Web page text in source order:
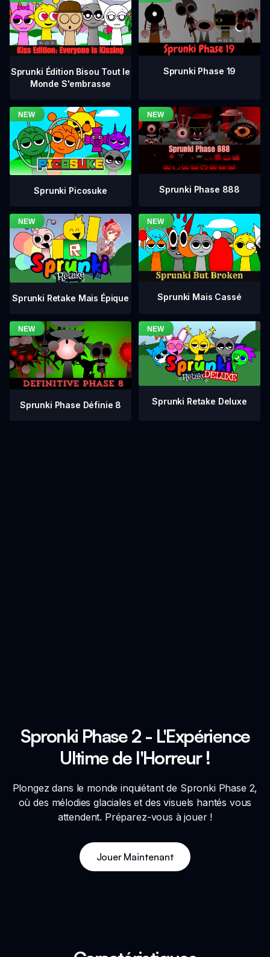
Sprunki Édition Bisou Tout le
Monde S'embrasse
Sprunki Phase 19
Sprunki Picosuke Sprunki Phase 888
Sprunki Retake Mais Épique Sprunki Mais Cassé
Sprunki Phase Définie 8 Sprunki Retake Deluxe
Spronki Phase 2 - L'Expérience
Ultime de l'Horreur !
Plongez dans le monde inquiétant de Spronki Phase 2,
où des mélodies glaciales et des visuels hantés vous
attendent. Préparez-vous à jouer !
Jouer Maintenant